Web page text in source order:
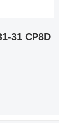
31 CP8D